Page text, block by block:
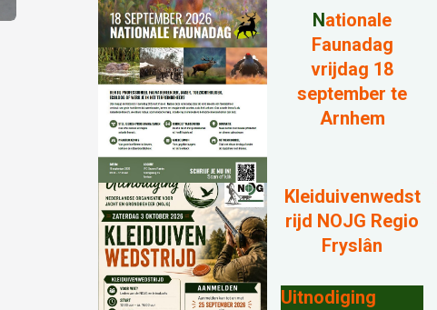
Nationale
Faunadag
vrijdag 18
september te
Arnhem
Kleiduivenwedst
rijd NOJG Regio
Fryslân
Uitnodiging